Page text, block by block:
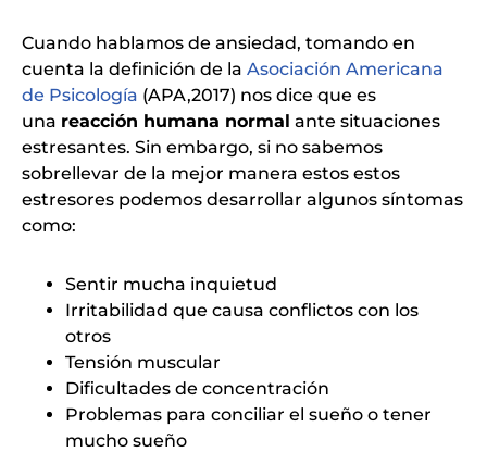
Cuando hablamos de ansiedad, tomando en
cuenta la definición de la Asociación Americana
de Psicología (APA,2017) nos dice que es
una reacción humana normal ante situaciones
estresantes. Sin embargo, si no sabemos
sobrellevar de la mejor manera estos estos
estresores podemos desarrollar algunos síntomas
como:
Sentir mucha inquietud
Irritabilidad que causa conflictos con los
otros
Tensión muscular
Dificultades de concentración
Problemas para conciliar el sueño o tener
mucho sueño